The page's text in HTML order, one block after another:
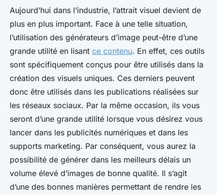
Aujourd’hui dans l’industrie, l’attrait visuel devient de
plus en plus important. Face à une telle situation,
l’utilisation des générateurs d’image peut-être d’une
grande utilité en lisant ce contenu. En effet, ces outils
sont spécifiquement conçus pour être utilisés dans la
création des visuels uniques. Ces derniers peuvent
donc être utilisés dans les publications réalisées sur
les réseaux sociaux. Par la même occasion, ils vous
seront d’une grande utilité lorsque vous désirez vous
lancer dans les publicités numériques et dans les
supports marketing. Par conséquent, vous aurez la
possibilité de générer dans les meilleurs délais un
volume élevé d’images de bonne qualité. Il s’agit
d’une des bonnes manières permettant de rendre les